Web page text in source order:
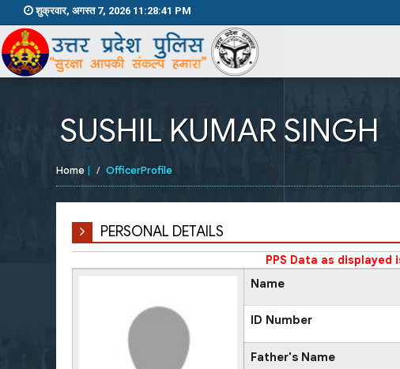
शुक्रवार, अगस्त 7, 2026 11:28:41 PM
SUSHIL KUMAR SINGH
Home | OfficerProfile
PERSONAL DETAILS
PPS Data as displayed
Name
ID Number
Father's Name